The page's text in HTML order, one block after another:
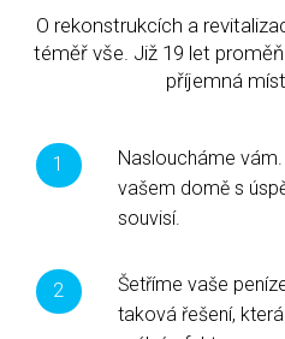
O rekonstrukcích a
téměř vše. Již 19 let
příjemná
Nasloucháme
vašem domě s
souvisí.
Šetříme vaše
taková řešení,